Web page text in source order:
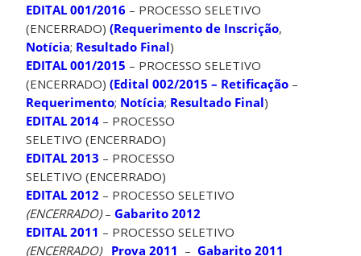
EDITAL 001/2016 – PROCESSO SELETIVO
(ENCERRADO)(Requerimento de Inscrição,
Notícia; Resultado Final)
EDITAL 001/2015 – PROCESSO SELETIVO
(ENCERRADO)(Edital 002/2015 – Retificação –
Requerimento; Notícia; Resultado Final)
EDITAL 2014 – PROCESSO
SELETIVO (ENCERRADO)
EDITAL 2013 – PROCESSO
SELETIVO (ENCERRADO)
EDITAL 2012 – PROCESSO SELETIVO
(ENCERRADO)–Gabarito 2012
EDITAL 2011 – PROCESSO SELETIVO
(ENCERRADO) Prova 2011 –Gabarito 2011